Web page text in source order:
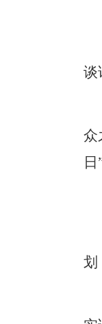
谈
众
划